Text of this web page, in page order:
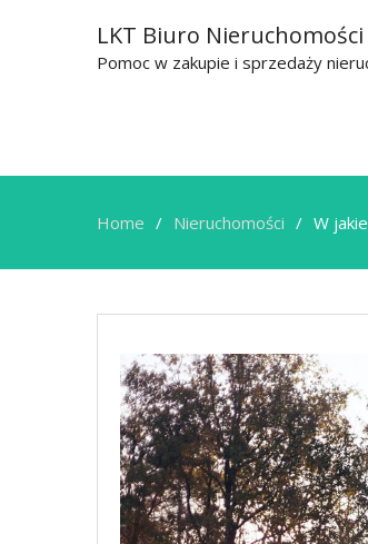
LKT Biuro Nieruchomości
Pomoc w zakupie i sprzedaży
Home Nieruchomości W